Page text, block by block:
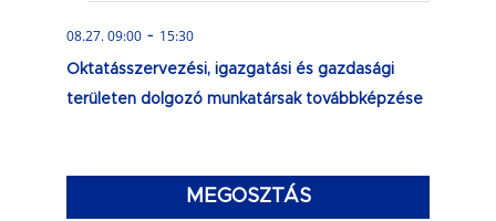
08.27. 09:00 - 15:30
Oktatásszervezési, igazgatási és gazdasági
területen dolgozó munkatársak továbbképzése
MEGOSZTÁS